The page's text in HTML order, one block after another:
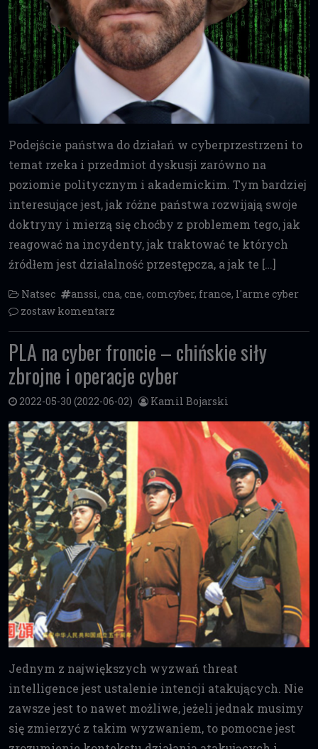
Podejście państwa do działań w cyberprzestrzeni to
temat rzeka i przedmiot dyskusji zarówno na
poziomie politycznym i akademickim. Tym bardziej
interesujące jest, jak różne państwa rozwijają swoje
doktryny i mierzą się choćby z problemem tego, jak
reagować na incydenty, jak traktować te których
źródłem jest działalność przestępcza, a jak te […]
Natsec anssi, cna, cne, comcyber, france, l'arme cyber
zostaw komentarz
PLA na cyber froncie – chińskie siły
zbrojne i operacje cyber
2022-05-30 (2022-06-02) Kamil Bojarski
Jednym z największych wyzwań threat
intelligence jest ustalenie intencji atakujących. Nie
zawsze jest to nawet możliwe, jeżeli jednak musimy
się zmierzyć z takim wyzwaniem, to pomocne jest